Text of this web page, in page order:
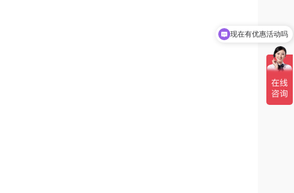
可以介绍下你们的产品么
现在有优惠活动吗